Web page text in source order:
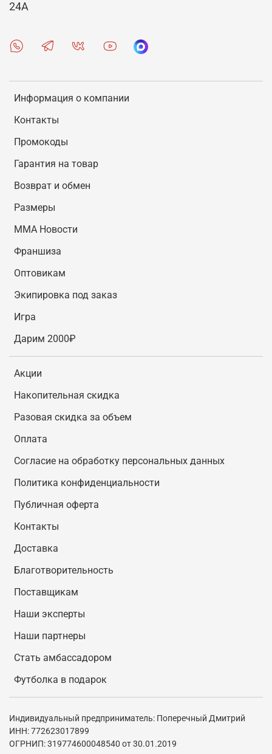
Информация о компании
Контакты
Промокоды
Гарантия на товар
Возврат и обмен
Размеры
MMA Новости
Франшиза
Оптовикам
Экипировка под заказ
Игра
Дарим 2000₽
Акции
Накопительная скидка
Разовая скидка за объем
Оплата
Согласие на обработку персональных данных
Политика конфиденциальности
Публичная оферта
Контакты
Доставка
Благотворительность
Поставщикам
Наши эксперты
Наши партнеры
Стать амбассадором
Футболка в подарок
24А
Индивидуальный предприниматель: Поперечный Дмитрий
ИНН: 772623017899
ОГРНИП: 319774600048540 от 30.01.2019